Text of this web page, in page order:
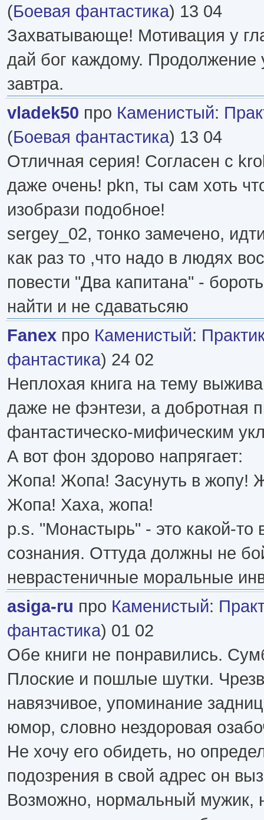
(Боевая фантастика) 13 04
Захватывающе! Мотивация у
дай бог каждому. Продолжение
завтра.
vladek50 про Каменистый:
(Боевая фантастика) 13 04
Отличная серия! Согласен с
даже очень! pkn, ты сам хоть
изобрази подобное!
sergey_02, тонко замечено,
как раз то ,что надо в людях
повести "Два капитана" -
найти и не сдаватьсяю
Fanex про Каменистый:
фантастика) 24 02
Неплохая книга на тему
даже не фэнтези, а добротная
фантастическо-мифическим
А вот фон здорово напрягает:
Жопа! Жопа! Засунуть в жопу!
Жопа! Хаха, жопа!
p.s. "Монастырь" - это какой-то
сознания. Оттуда должны не
неврастеничные моральные
asiga-ru про Каменистый:
фантастика) 01 02
Обе книги не понравились.
Плоские и пошлые шутки.
навязчивое, упоминание
юмор, словно нездоровая
Не хочу его обидеть, но
подозрения в свой адрес он
Возможно, нормальный мужик,